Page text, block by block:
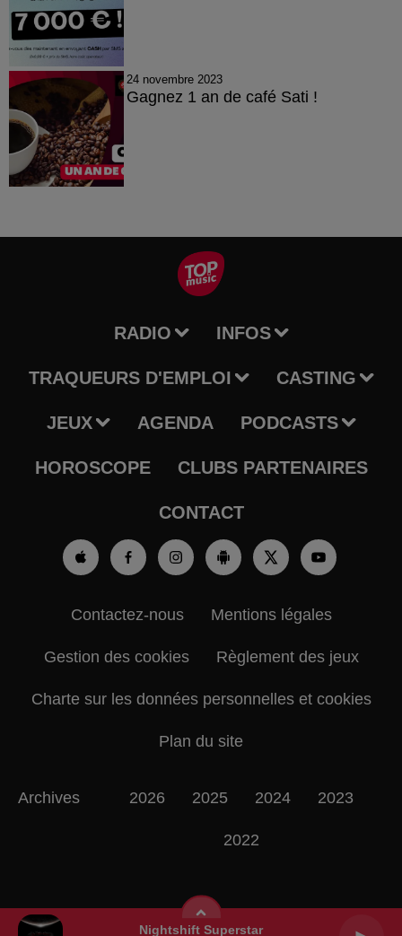
Nightshift Superstar
24 novembre 2023
Gagnez 1 an de café Sati !
RADIO INFOS
TRAQUEURS D'EMPLOI CASTING
JEUX AGENDA PODCASTS
HOROSCOPE CLUBS PARTENAIRES
CONTACT
Contactez-nous Mentions légales
Gestion des cookies Règlement des jeux
Charte sur les données personnelles et cookies
Plan du site
Archives 2026 2025 2024 2023
2022